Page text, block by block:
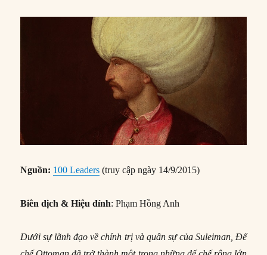
Nguồn: 100 Leaders (truy cập ngày 14/9/2015)
Biên dịch & Hiệu đính: Phạm Hồng Anh
Dưới sự lãnh đạo về chính trị và quân sự của Suleiman, Đế